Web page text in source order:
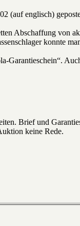
(auf englisch)
Abschaffung von
konnte
Brief und
keine Rede.